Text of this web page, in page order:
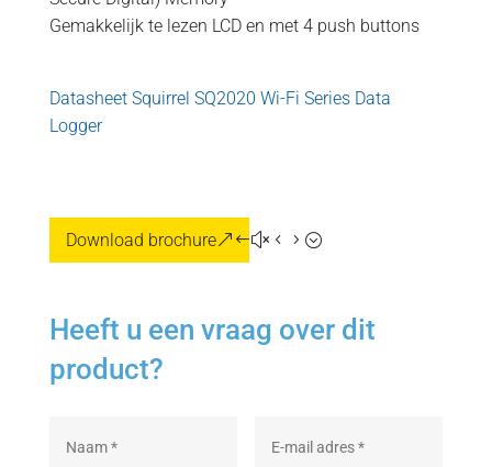
Gemakkelijk te lezen LCD en met 4 push buttons
Datasheet Squirrel SQ2020 Wi-Fi Series Data
Logger
Download brochure
Heeft u een vraag over dit
product?